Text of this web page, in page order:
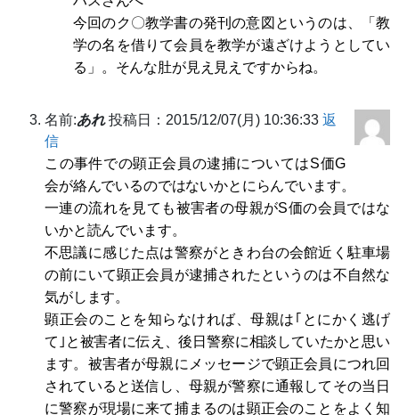
今回のク〇教学書の発刊の意図というのは、「教
学の名を借りて会員を教学が遠ざけようとしてい
る」。そんな肚が見え見えですからね。
名前:あれ 投稿日：2015/12/07(月) 10:36:33 返
信
この事件での顕正会員の逮捕についてはS価G
会が絡んでいるのではないかとにらんでいます。
一連の流れを見ても被害者の母親がS価の会員ではな
いかと読んでいます。
不思議に感じた点は警察がときわ台の会館近く駐車場
の前にいて顕正会員が逮捕されたというのは不自然な
気がします。
顕正会のことを知らなければ、母親は｢とにかく逃げ
て｣と被害者に伝え、後日警察に相談していたかと思い
ます。被害者が母親にメッセージで顕正会員につれ回
されていると送信し、母親が警察に通報してその当日
に警察が現場に来て捕まるのは顕正会のことをよく知